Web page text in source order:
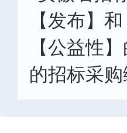
【发布】
【公益性
的招标采